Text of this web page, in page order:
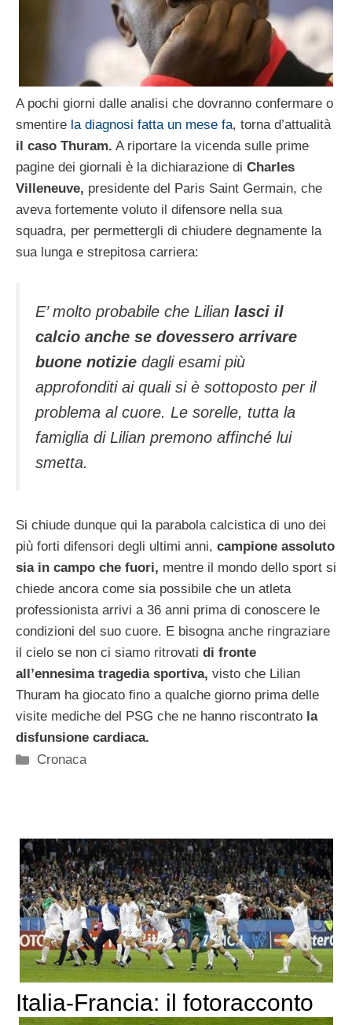
A pochi giorni dalle analisi che dovranno confermare o
smentire la diagnosi fatta un mese fa, torna d’attualità
il caso Thuram. A riportare la vicenda sulle prime
pagine dei giornali è la dichiarazione di Charles
Villeneuve, presidente del Paris Saint Germain, che
aveva fortemente voluto il difensore nella sua
squadra, per permettergli di chiudere degnamente la
sua lunga e strepitosa carriera:
E’ molto probabile che Lilian lasci il
calcio anche se dovessero arrivare
buone notizie dagli esami più
approfonditi ai quali si è sottoposto per il
problema al cuore. Le sorelle, tutta la
famiglia di Lilian premono affinché lui
smetta.
Si chiude dunque qui la parabola calcistica di uno dei
più forti difensori degli ultimi anni, campione assoluto
sia in campo che fuori, mentre il mondo dello sport si
chiede ancora come sia possibile che un atleta
professionista arrivi a 36 anni prima di conoscere le
condizioni del suo cuore. E bisogna anche ringraziare
il cielo se non ci siamo ritrovati di fronte
all’ennesima tragedia sportiva, visto che Lilian
Thuram ha giocato fino a qualche giorno prima delle
visite mediche del PSG che ne hanno riscontrato la
disfunsione cardiaca.
Categorie
Cronaca
Italia-Francia: il fotoracconto